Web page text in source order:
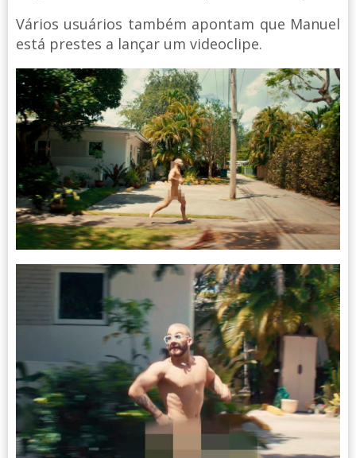
Vários usuários também apontam que Manuel
está prestes a lançar um videoclipe.